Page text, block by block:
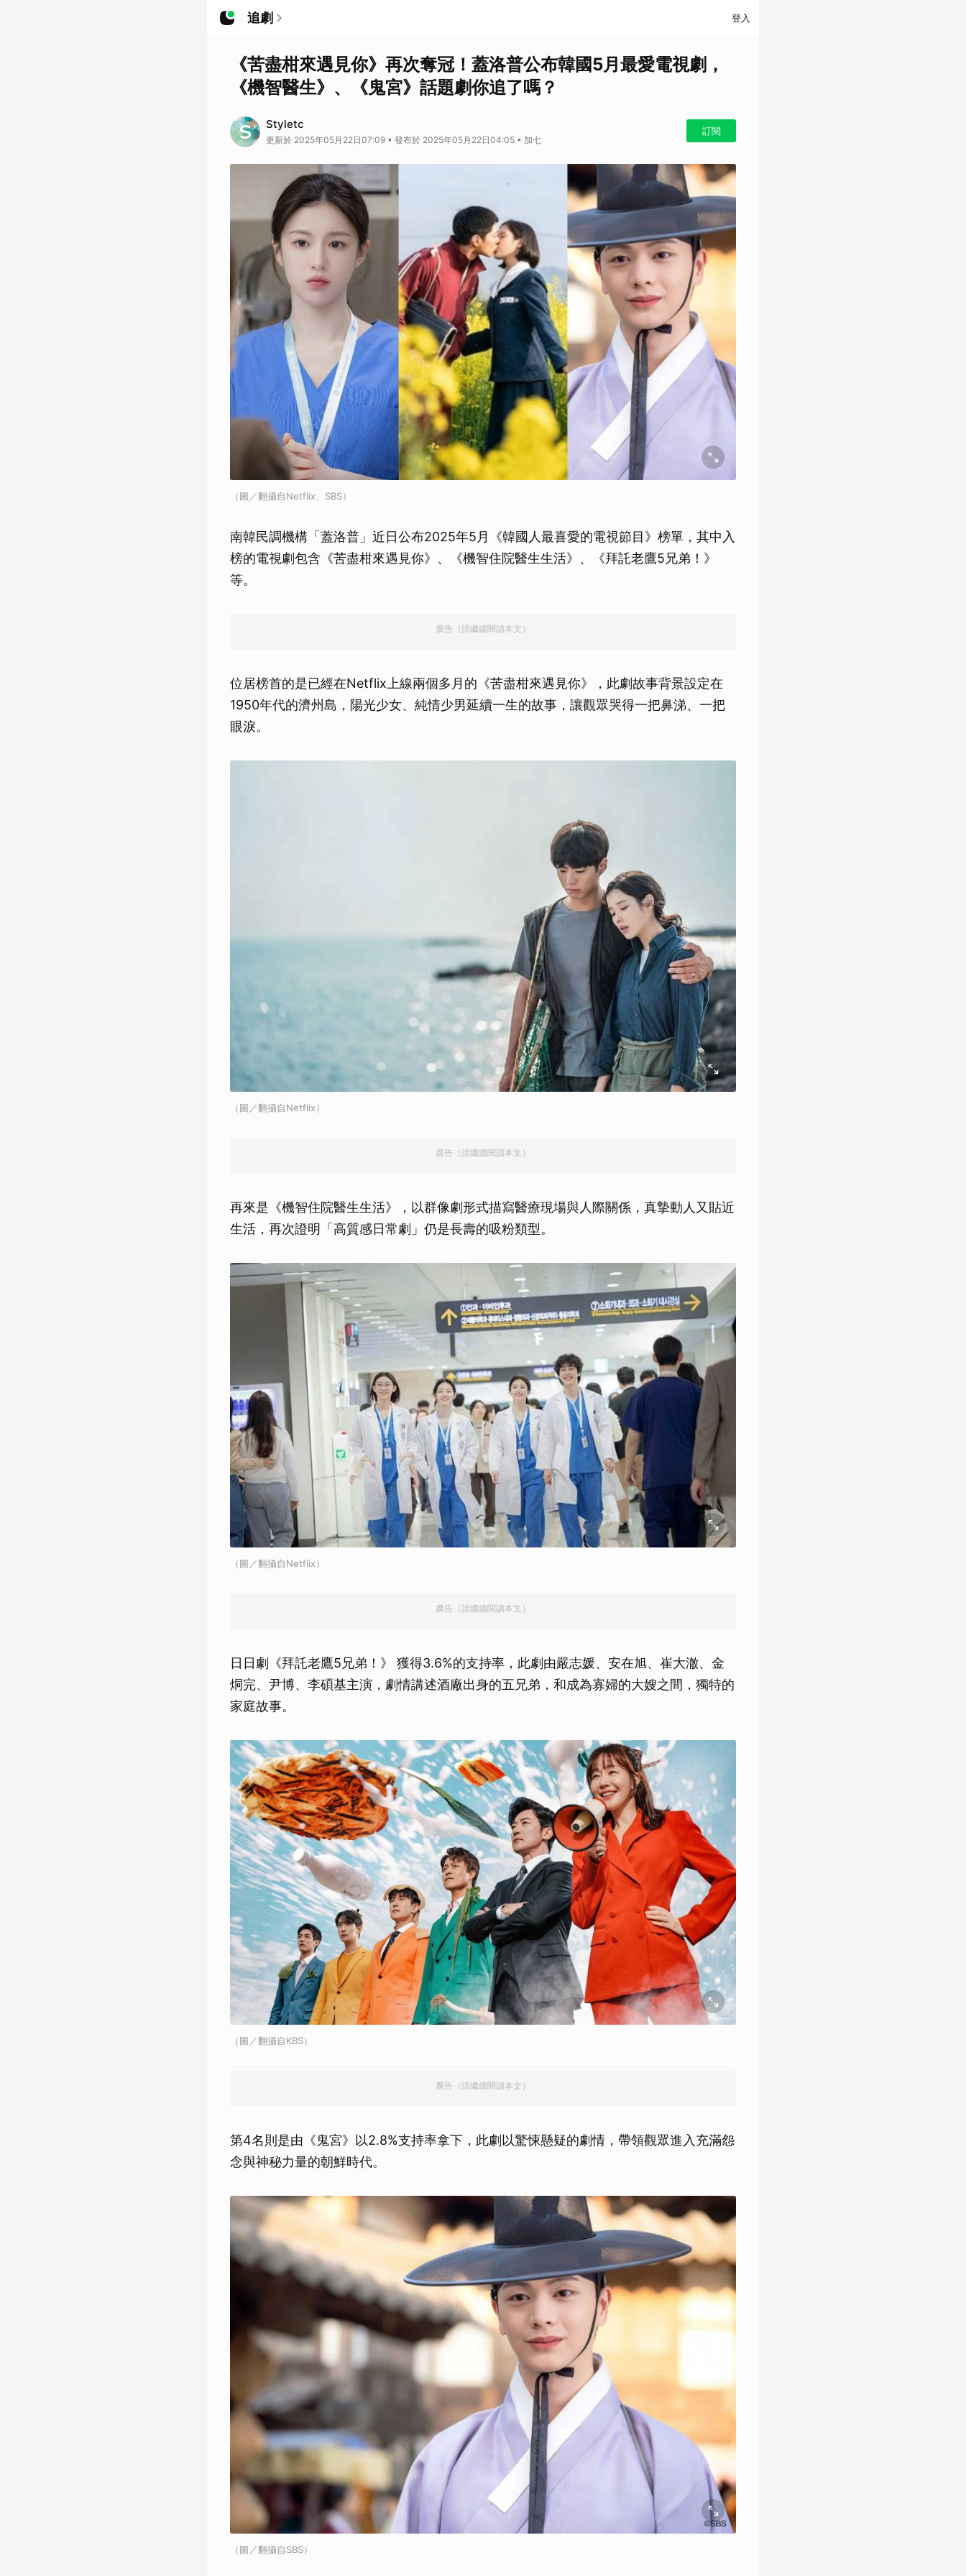
追劇 登入
《苦盡柑來遇見你》再次奪冠！蓋洛普公布韓國5月最愛電視劇，
《機智醫生》、《鬼宮》話題劇你追了嗎？
Styletc
更新於 2025年05月22日07:09 • 發布於 2025年05月22日04:05 • 加七
訂閱
（圖／翻攝自Netflix、SBS）
南韓民調機構「蓋洛普」近日公布2025年5月《韓國人最喜愛的電視節目》榜單，其中入
榜的電視劇包含《苦盡柑來遇見你》、《機智住院醫生生活》、《拜託老鷹5兄弟！》
等。
廣告（請繼續閱讀本文）
位居榜首的是已經在Netflix上線兩個多月的《苦盡柑來遇見你》，此劇故事背景設定在
1950年代的濟州島，陽光少女、純情少男延續一生的故事，讓觀眾哭得一把鼻涕、一把
眼淚。
（圖／翻攝自Netflix）
廣告（請繼續閱讀本文）
再來是《機智住院醫生生活》，以群像劇形式描寫醫療現場與人際關係，真摯動人又貼近
生活，再次證明「高質感日常劇」仍是長壽的吸粉類型。
（圖／翻攝自Netflix）
廣告（請繼續閱讀本文）
日日劇《拜託老鷹5兄弟！》 獲得3.6%的支持率，此劇由嚴志媛、安在旭、崔大澈、金
烔完、尹博、李碩基主演，劇情講述酒廠出身的五兄弟，和成為寡婦的大嫂之間，獨特的
家庭故事。
（圖／翻攝自KBS）
廣告（請繼續閱讀本文）
第4名則是由《鬼宮》以2.8%支持率拿下，此劇以驚悚懸疑的劇情，帶領觀眾進入充滿怨
念與神秘力量的朝鮮時代。
（圖／翻攝自SBS）